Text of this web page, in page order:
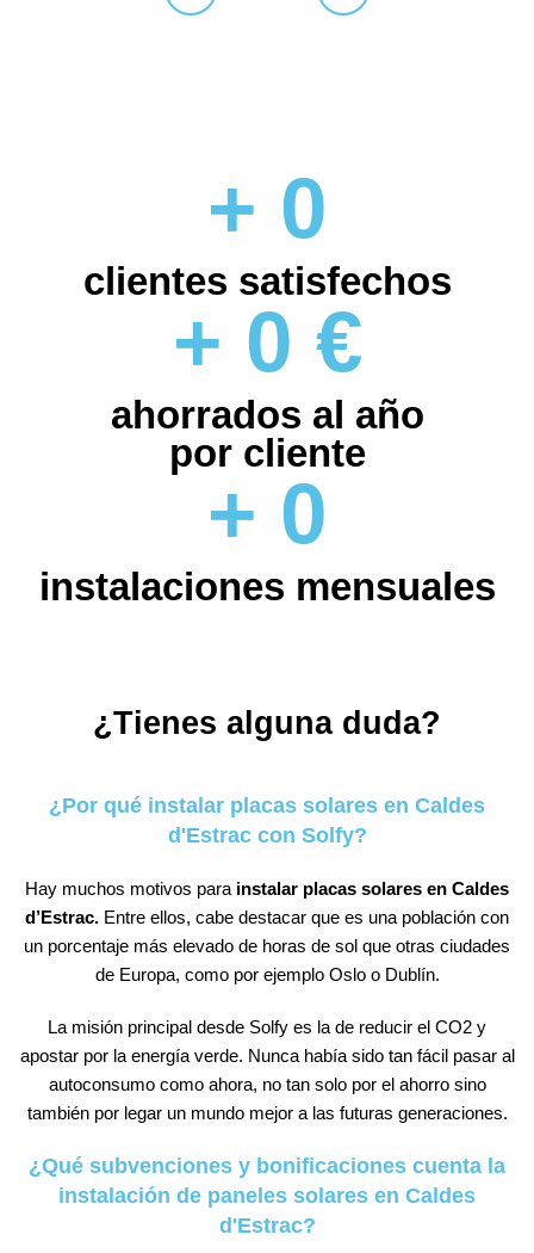
+ 0
clientes satisfechos
+ 0 €
ahorrados al año
por cliente
+ 0
instalaciones mensuales
¿Tienes alguna duda?
¿Por qué instalar placas solares en Caldes
d'Estrac con Solfy?
Hay muchos motivos para instalar placas solares en Caldes
d’Estrac. Entre ellos, cabe destacar que es una población con
un porcentaje más elevado de horas de sol que otras ciudades
de Europa, como por ejemplo Oslo o Dublín.
La misión principal desde Solfy es la de reducir el CO2 y
apostar por la energía verde. Nunca había sido tan fácil pasar al
autoconsumo como ahora, no tan solo por el ahorro sino
también por legar un mundo mejor a las futuras generaciones.
¿Qué subvenciones y bonificaciones cuenta la
instalación de paneles solares en Caldes
d'Estrac?